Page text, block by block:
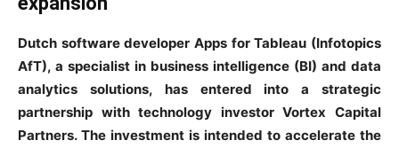
Dutch software developer Apps for Tableau (Infotopics
AfT), a specialist in business intelligence (BI) and data
analytics solutions, has entered into a strategic
partnership with technology investor Vortex Capital
Partners. The investment is intended to accelerate the